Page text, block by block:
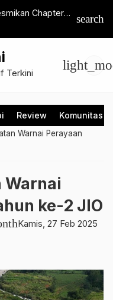
Chapter
BYD
search
Terkini
Review Komunitas
Warnai Perayaan
Warnai
ke-2 JIO
Kamis, 27 Feb 2025